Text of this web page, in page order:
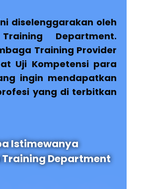
diselenggarakan oleh
Department.
Training Provider
Uji Kompetensi para
ingin mendapatkan
yang di terbitkan
Istimewanya
Department